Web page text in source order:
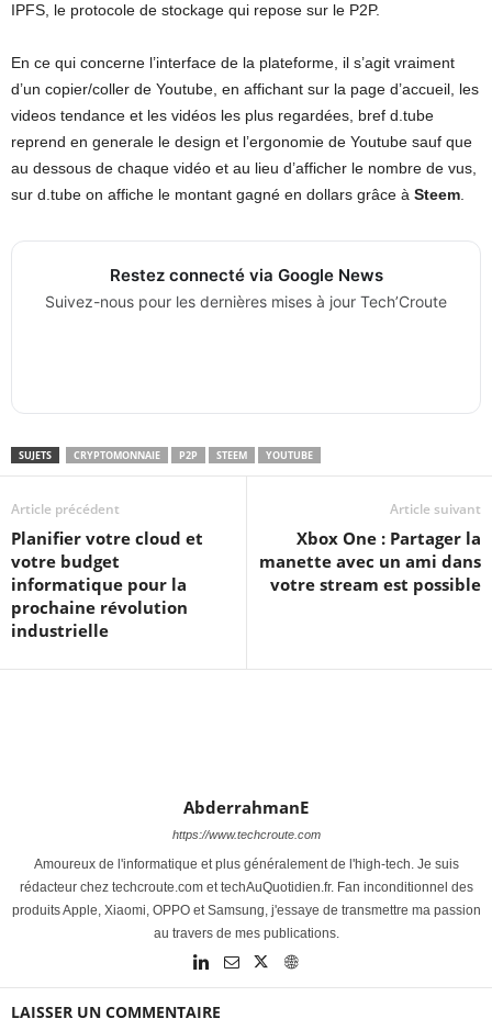
IPFS, le protocole de stockage qui repose sur le P2P.
En ce qui concerne l’interface de la plateforme, il s’agit vraiment
d’un copier/coller de Youtube, en affichant sur la page d’accueil, les
videos tendance et les vidéos les plus regardées, bref d.tube
reprend en generale le design et l’ergonomie de Youtube sauf que
au dessous de chaque vidéo et au lieu d’afficher le nombre de vus,
sur d.tube on affiche le montant gagné en dollars grâce à Steem
Restez connecté via Google News
Suivez-nous pour les dernières mises à jour Tech’Croute
SUJETS CRYPTOMONNAIE P2P STEEM YOUTUBE
Article précédent
Planifier votre cloud et
votre budget
informatique pour la
prochaine révolution
industrielle
Article suivant
Xbox One : Partager la
manette avec un ami dans
votre stream est possible
AbderrahmanE
https://www.techcroute.com
Amoureux de l'informatique et plus généralement de l'high-tech. Je suis
rédacteur chez techcroute.com et techAuQuotidien.fr. Fan inconditionnel des
produits Apple, Xiaomi, OPPO et Samsung, j'essaye de transmettre ma passion
au travers de mes publications.
LAISSER UN COMMENTAIRE